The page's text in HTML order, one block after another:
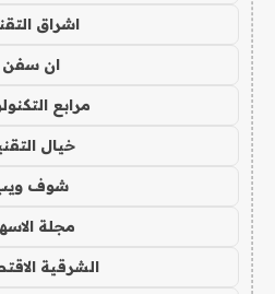
اشراق
ان سفن
مرابع
خيال
شوف
مجلة
الشرقية